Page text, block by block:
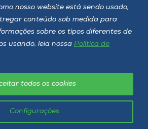
nosso website está sendo usado,
conteúdo sob medida para
sobre os tipos diferentes de
usando, leia nossa Política de
Configurações
todos os cookies
direitos reservados
LGPD